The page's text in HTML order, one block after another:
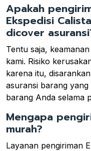
Apakah
Ekspedisi
dicover
Tentu saja,
kami. Risiko
karena itu,
asuransi barang
barang Anda selama
Mengapa
murah?
Layanan pengiriman